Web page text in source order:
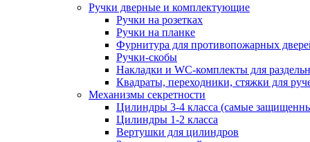
Ручки дверные и комплектующие
Ручки на розетках
Ручки на планке
Фурнитура для противопожарных
Ручки-скобы
Накладки и WC-комплекты для
Квадраты, переходники, стяжки для
Механизмы секретности
Цилиндры 3-4 класса (самые
Цилиндры 1-2 класса
Вертушки для цилиндров